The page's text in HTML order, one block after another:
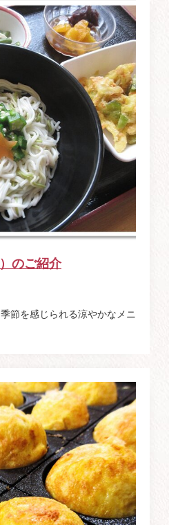
のご紹介
節を感じられる涼やかなメニ